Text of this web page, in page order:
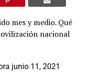
mes y medio. Qué
nacional
junio 11, 2021